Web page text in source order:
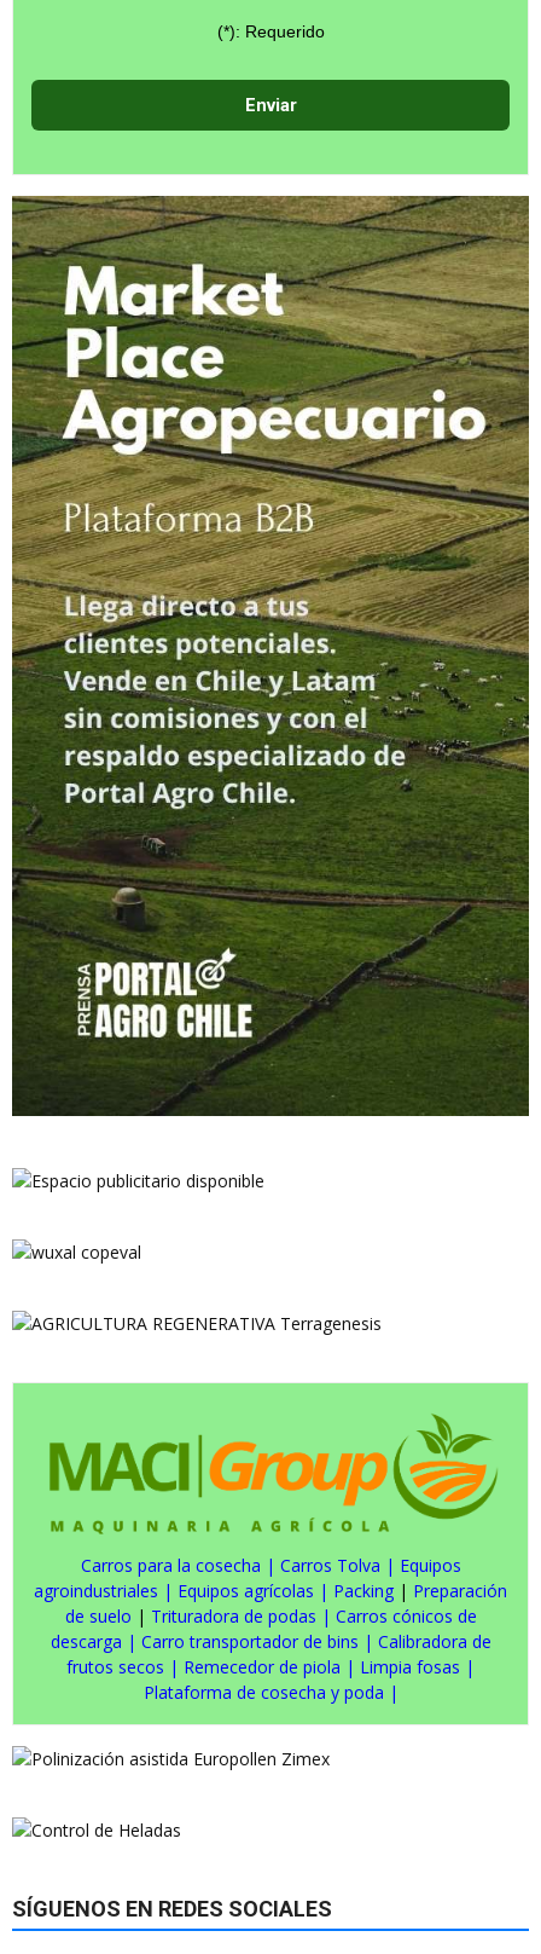
(*): Requerido
Carros para la cosecha | Carros Tolva | Equipos
agroindustriales | Equipos agrícolas | Packing | Preparación
de suelo | Trituradora de podas | Carros cónicos de
descarga | Carro transportador de bins | Calibradora de
frutos secos | Remecedor de piola | Limpia fosas |
Plataforma de cosecha y poda |
SÍGUENOS EN REDES SOCIALES